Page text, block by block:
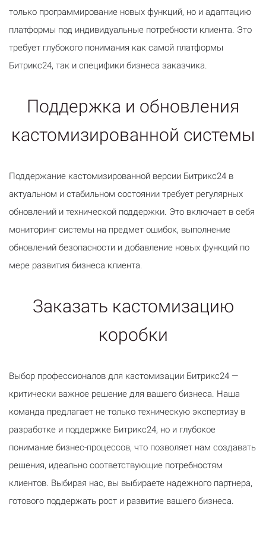
только программирование новых функций, но и адаптацию
платформы под индивидуальные потребности клиента. Это
требует глубокого понимания как самой платформы
Битрикс24, так и специфики бизнеса заказчика.
Поддержка и обновления
кастомизированной системы
Поддержание кастомизированной версии Битрикс24 в
актуальном и стабильном состоянии требует регулярных
обновлений и технической поддержки. Это включает в себя
мониторинг системы на предмет ошибок, выполнение
обновлений безопасности и добавление новых функций по
мере развития бизнеса клиента.
Заказать кастомизацию
коробки
Выбор профессионалов для кастомизации Битрикс24 —
критически важное решение для вашего бизнеса. Наша
команда предлагает не только техническую экспертизу в
разработке и поддержке Битрикс24, но и глубокое
понимание бизнес-процессов, что позволяет нам создавать
решения, идеально соответствующие потребностям
клиентов. Выбирая нас, вы выбираете надежного партнера,
готового поддержать рост и развитие вашего бизнеса.